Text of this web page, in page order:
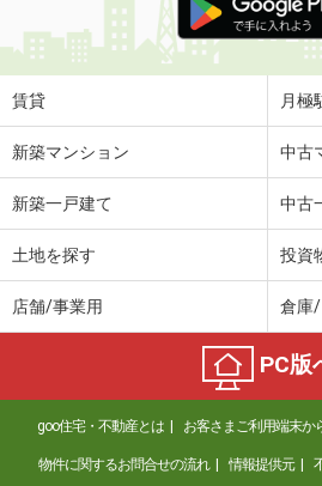
賃貸 月極
新築マンション 中古
新築一戸建て 中古
土地を探す 投資
店舗/事業用 倉庫/
PC版
goo住宅・不動産とは お客さまご利用端末か
物件に関するお問合せの流れ 情報提供元